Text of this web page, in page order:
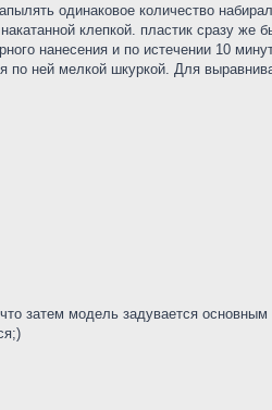
одинаковое количество
клепкой. пластик сразу же
нанесения и по истечении 10
ней мелкой шкуркой. Для
затем модель задувается